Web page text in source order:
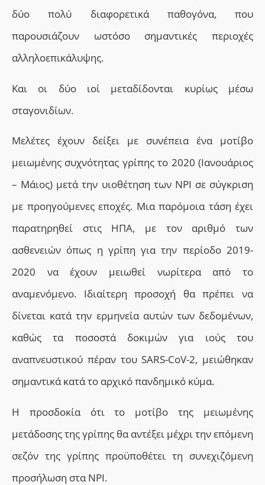
δύο πολύ διαφορετικά παθογόνα, που
παρουσιάζουν ωστόσο σημαντικές περιοχές
αλληλοεπικάλυψης.
Και οι δύο ιοί μεταδίδονται κυρίως μέσω
σταγονιδίων.
Μελέτες έχουν δείξει με συνέπεια ένα μοτίβο
μειωμένης συχνότητας γρίπης το 2020 (Ιανουάριος
– Μάιος) μετά την υιοθέτηση των NPI σε σύγκριση
με προηγούμενες εποχές. Μια παρόμοια τάση έχει
παρατηρηθεί στις ΗΠΑ, με τον αριθμό των
ασθενειών όπως η γρίπη για την περίοδο 2019-
2020 να έχουν μειωθεί νωρίτερα από το
αναμενόμενο. Ιδιαίτερη προσοχή θα πρέπει να
δίνεται κατά την ερμηνεία αυτών των δεδομένων,
καθώς τα ποσοστά δοκιμών για ιούς του
αναπνευστικού πέραν του SARS-CoV-2, μειώθηκαν
σημαντικά κατά το αρχικό πανδημικό κύμα.
Η προσδοκία ότι το μοτίβο της μειωμένης
μετάδοσης της γρίπης θα αντέξει μέχρι την επόμενη
σεζόν της γρίπης προϋποθέτει τη συνεχιζόμενη
προσήλωση στα ΝΡΙ.